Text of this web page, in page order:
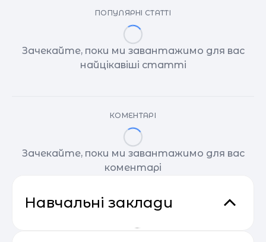
ПОПУЛЯРНІ СТАТТІ
Зачекайте, поки ми завантажимо для вас
найцікавіші статті
КОМЕНТАРІ
Зачекайте, поки ми завантажимо для вас
коментарі
Навчальні заклади